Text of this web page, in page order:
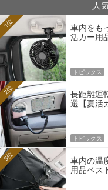
人
車内をも
活カー用
1位
トピックス
長距離運
選【夏活
2位
トピックス
車内の温
用品ベス
3位